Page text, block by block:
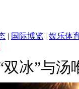
| 国际博览 | 娱乐体
冰”与汤